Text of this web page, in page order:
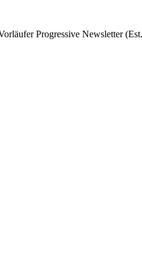
Progressive Newsletter